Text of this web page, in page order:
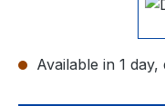
Available in 1